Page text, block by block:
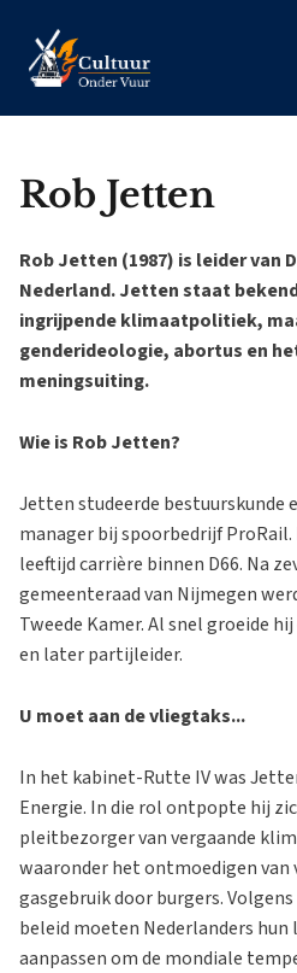
Rob Jetten
Rob Jetten (1987) is leider van
Nederland. Jetten staat
ingrijpende klimaatpolitiek,
genderideologie, abortus en
meningsuiting.
Wie is Rob Jetten?
Jetten studeerde bestuurskunde
manager bij spoorbedrijf
leeftijd carrière binnen D66. Na
gemeenteraad van Nijmegen
Tweede Kamer. Al snel groeide
en later partijleider.
U moet aan de vliegtaks...
In het kabinet-Rutte IV was
Energie. In die rol ontpopte hij
pleitbezorger van vergaande
waaronder het ontmoedigen van
gasgebruik door burgers.
beleid moeten Nederlanders
aanpassen om de mondiale